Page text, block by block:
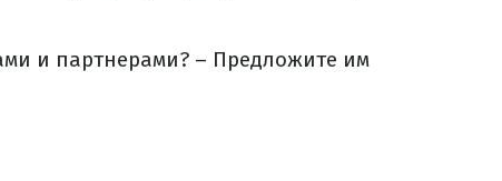
и партнерами? – Предложите им